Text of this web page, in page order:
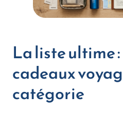
La liste ultime
cadeaux
catégorie